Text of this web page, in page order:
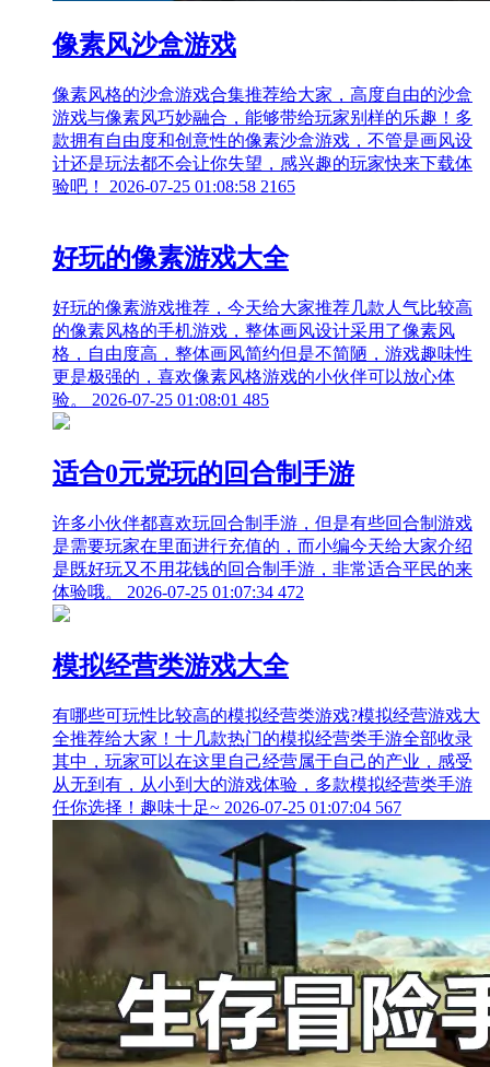
像素风沙盒游戏
像素风格的沙盒游戏合集推荐给大家，高度自由的沙盒
游戏与像素风巧妙融合，能够带给玩家别样的乐趣！多
款拥有自由度和创意性的像素沙盒游戏，不管是画风设
计还是玩法都不会让你失望，感兴趣的玩家快来下载体
验吧！
2026-07-25 01:08:58 2165
好玩的像素游戏大全
好玩的像素游戏推荐，今天给大家推荐几款人气比较高
的像素风格的手机游戏，整体画风设计采用了像素风
格，自由度高，整体画风简约但是不简陋，游戏趣味性
更是极强的，喜欢像素风格游戏的小伙伴可以放心体
验。
2026-07-25 01:08:01 485
适合0元党玩的回合制手游
许多小伙伴都喜欢玩回合制手游，但是有些回合制游戏
是需要玩家在里面进行充值的，而小编今天给大家介绍
是既好玩又不用花钱的回合制手游，非常适合平民的来
体验哦。
2026-07-25 01:07:34 472
模拟经营类游戏大全
有哪些可玩性比较高的模拟经营类游戏?模拟经营游戏大
全推荐给大家！十几款热门的模拟经营类手游全部收录
其中，玩家可以在这里自己经营属于自己的产业，感受
从无到有，从小到大的游戏体验，多款模拟经营类手游
任你选择！趣味十足~ 2026-07-25 01:07:04 567